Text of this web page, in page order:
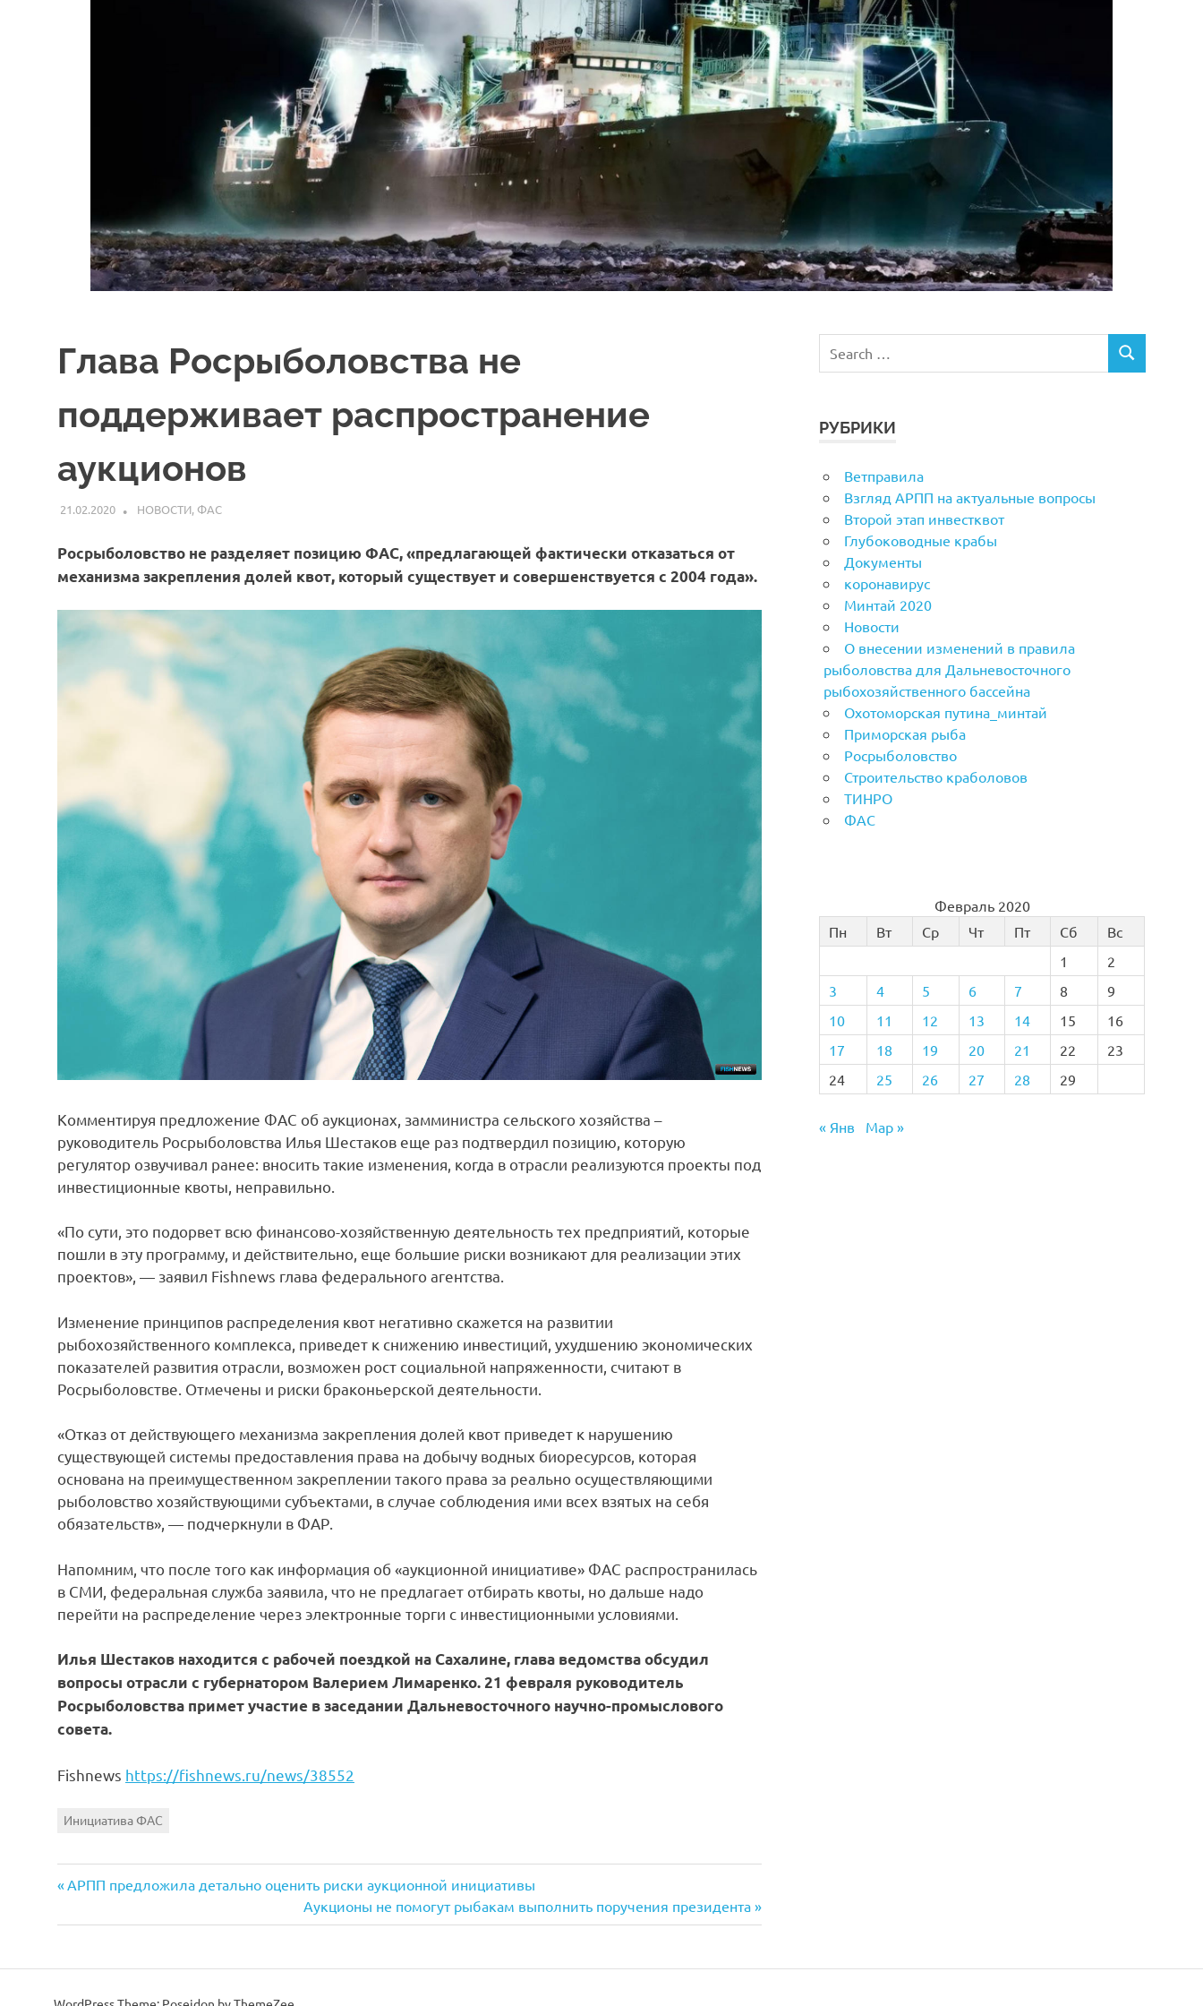
Глава Росрыболовства не
поддерживает распространение
аукционов
21.02.2020 ARPP
НОВОСТИ, ФАС
Росрыболовство не разделяет позицию ФАС, «предлагающей фактически отказаться от
механизма закрепления долей квот, который существует и совершенствуется с 2004 года».
Комментируя предложение ФАС об аукционах, замминистра сельского хозяйства –
руководитель Росрыболовства Илья Шестаков еще раз подтвердил позицию, которую
регулятор озвучивал ранее: вносить такие изменения, когда в отрасли реализуются проекты под
инвестиционные квоты, неправильно.
«По сути, это подорвет всю финансово-хозяйственную деятельность тех предприятий, которые
пошли в эту программу, и действительно, еще большие риски возникают для реализации этих
проектов», — заявил Fishnews глава федерального агентства.
Изменение принципов распределения квот негативно скажется на развитии
рыбохозяйственного комплекса, приведет к снижению инвестиций, ухудшению экономических
показателей развития отрасли, возможен рост социальной напряженности, считают в
Росрыболовстве. Отмечены и риски браконьерской деятельности.
«Отказ от действующего механизма закрепления долей квот приведет к нарушению
существующей системы предоставления права на добычу водных биоресурсов, которая
основана на преимущественном закреплении такого права за реально осуществляющими
рыболовство хозяйствующими субъектами, в случае соблюдения ими всех взятых на себя
обязательств», — подчеркнули в ФАР.
Напомним, что после того как информация об «аукционной инициативе» ФАС распространилась
в СМИ, федеральная служба заявила, что не предлагает отбирать квоты, но дальше надо
перейти на распределение через электронные торги с инвестиционными условиями.
Илья Шестаков находится с рабочей поездкой на Сахалине, глава ведомства обсудил
вопросы отрасли с губернатором Валерием Лимаренко. 21 февраля руководитель
Росрыболовства примет участие в заседании Дальневосточного научно-промыслового
совета.
Fishnews https://fishnews.ru/news/38552
Инициатива ФАС
Навигация
по
записям
Previous
АРПП предложила детально оценить риски аукционной инициативы
Next
Post:
Аукционы не помогут рыбакам выполнить поручения президента
РУБРИКИ
Ветправила
Взгляд АРПП на актуальные вопросы
Второй этап инвестквот
Глубоководные крабы
Документы
коронавирус
Минтай 2020
Новости
О внесении изменений в правила
рыболовства для Дальневосточного
рыбохозяйственного бассейна
Охотоморская путина_минтай
Приморская рыба
Росрыболовство
Строительство краболовов
ТИНРО
ФАС
Февраль 2020
Пн
Вт Ср Чт Пт Сб
Вс
1
2
3
4 5 6 7 8
9
10
11 12 13 14 15
16
17
18 19 20 21 22
23
24
25 26 27 28 29
« Янв Мар »